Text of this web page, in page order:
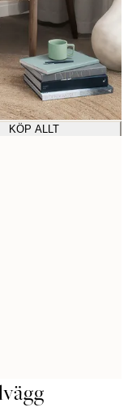
KÖP ALLT